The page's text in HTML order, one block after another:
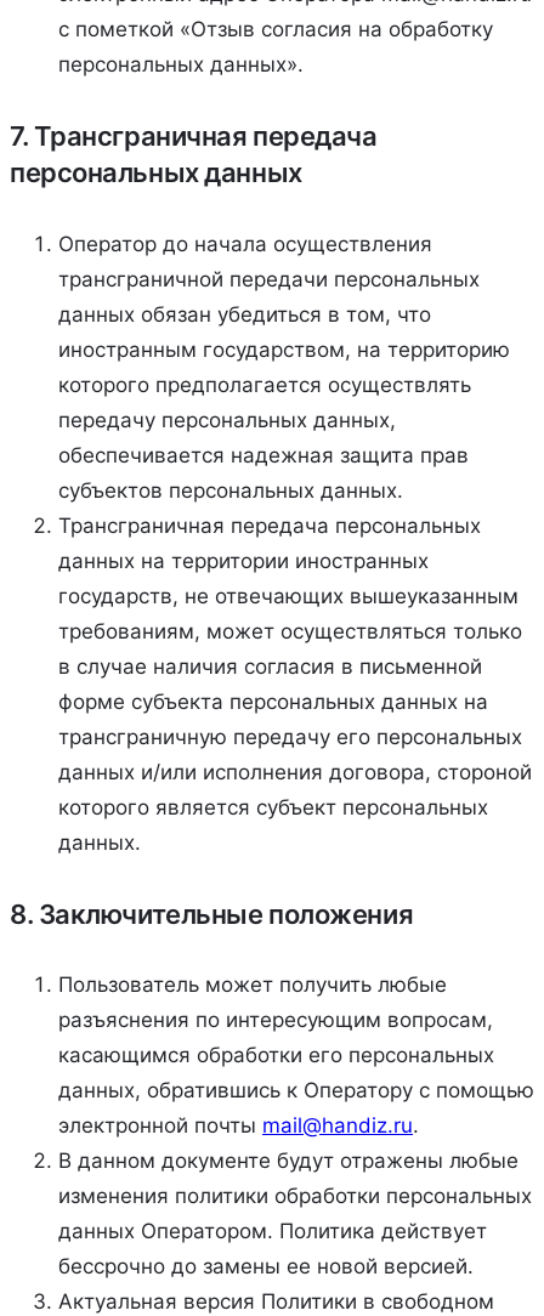
с пометкой «Отзыв согласия на обработку
персональных данных».
7. Трансграничная передача
персональных данных
Оператор до начала осуществления
трансграничной передачи персональных
данных обязан убедиться в том, что
иностранным государством, на территорию
которого предполагается осуществлять
передачу персональных данных,
обеспечивается надежная защита прав
субъектов персональных данных.
Трансграничная передача персональных
данных на территории иностранных
государств, не отвечающих вышеуказанным
требованиям, может осуществляться только
в случае наличия согласия в письменной
форме субъекта персональных данных на
трансграничную передачу его персональных
данных и/или исполнения договора, стороной
которого является субъект персональных
данных.
8. Заключительные положения
Пользователь может получить любые
разъяснения по интересующим вопросам,
касающимся обработки его персональных
данных, обратившись к Оператору с помощью
электронной почты mail@handiz.ru.
В данном документе будут отражены любые
изменения политики обработки персональных
данных Оператором. Политика действует
бессрочно до замены ее новой версией.
Актуальная версия Политики в свободном